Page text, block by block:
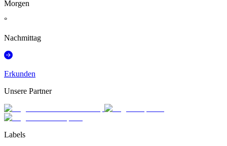
Morgen
°
Nachmittag
Erkunden
Unsere Partner
Labels